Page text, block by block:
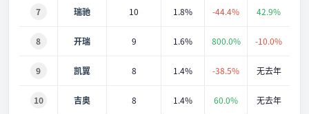
7 瑞驰 10 1.8% -44.4% 42.9%
8 开瑞 9 1.6% 800.0% -10.0%
9 凯翼 8 1.4% -38.5% 无去年
10 吉奥 8 1.4% 60.0% 无去年